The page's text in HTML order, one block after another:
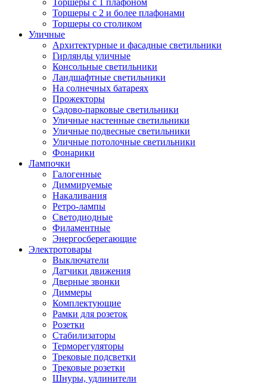
Торшеры с 1 плафоном
Торшеры с 2 и более плафонами
Торшеры со столиком
Уличные
Архитектурные и фасадные светильники
Гирлянды уличные
Консольные светильники
Ландшафтные светильники
На солнечных батареях
Прожекторы
Садово-парковые светильники
Уличные настенные светильники
Уличные подвесные светильники
Уличные потолочные светильники
Фонарики
Лампочки
Галогенные
Диммируемые
Накаливания
Ретро-лампы
Светодиодные
Филаментные
Энергосберегающие
Электротовары
Выключатели
Датчики движения
Дверные звонки
Диммеры
Комплектующие
Рамки для розеток
Розетки
Стабилизаторы
Терморегуляторы
Трековые подсветки
Трековые розетки
Шнуры, удлинители